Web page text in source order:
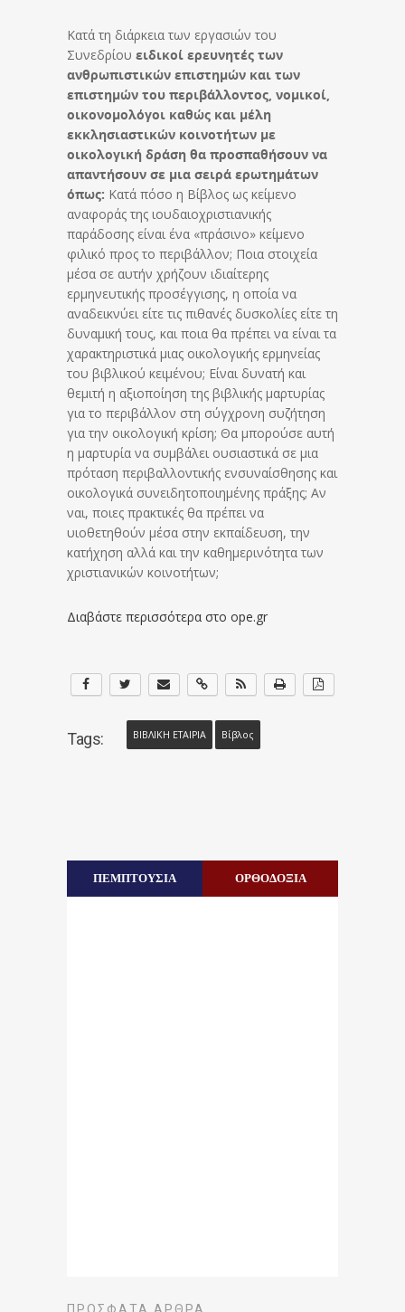
Κατά τη διάρκεια των εργασιών του
Συνεδρίου ειδικοί ερευνητές των
ανθρωπιστικών επιστημών και των
επιστημών του περιβάλλοντος, νομικοί,
οικονομολόγοι καθώς και μέλη
εκκλησιαστικών κοινοτήτων με
οικολογική δράση θα προσπαθήσουν να
απαντήσουν σε μια σειρά ερωτημάτων
όπως: Κατά πόσο η Βίβλος ως κείμενο
αναφοράς της ιουδαιοχριστιανικής
παράδοσης είναι ένα «πράσινο» κείμενο
φιλικό προς το περιβάλλον; Ποια στοιχεία
μέσα σε αυτήν χρήζουν ιδιαίτερης
ερμηνευτικής προσέγγισης, η οποία να
αναδεικνύει είτε τις πιθανές δυσκολίες είτε τη
δυναμική τους, και ποια θα πρέπει να είναι τα
χαρακτηριστικά μιας οικολογικής ερμηνείας
του βιβλικού κειμένου; Είναι δυνατή και
θεμιτή η αξιοποίηση της βιβλικής μαρτυρίας
για το περιβάλλον στη σύγχρονη συζήτηση
για την οικολογική κρίση; Θα μπορούσε αυτή
η μαρτυρία να συμβάλει ουσιαστικά σε μια
πρόταση περιβαλλοντικής ενσυναίσθησης και
οικολογικά συνειδητοποιημένης πράξης; Αν
ναι, ποιες πρακτικές θα πρέπει να
υιοθετηθούν μέσα στην εκπαίδευση, την
κατήχηση αλλά και την καθημερινότητα των
χριστιανικών κοινοτήτων;
Διαβάστε περισσότερα στο ope.gr
Tags: ΒΙΒΛΙΚΗ ΕΤΑΙΡΙΑ Βίβλος
ΠΕΜΠΤΟΥΣΙΑ ΟΡΘΟΔΟΞΙΑ